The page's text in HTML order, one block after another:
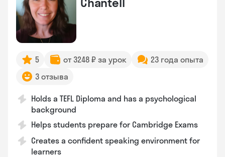
5 от 3248 ₽ за урок
23 года опыта
3 отзыва
Holds a TEFL Diploma and has a psychological
background
Helps students prepare for Cambridge Exams
Creates a confident speaking environment for
learners